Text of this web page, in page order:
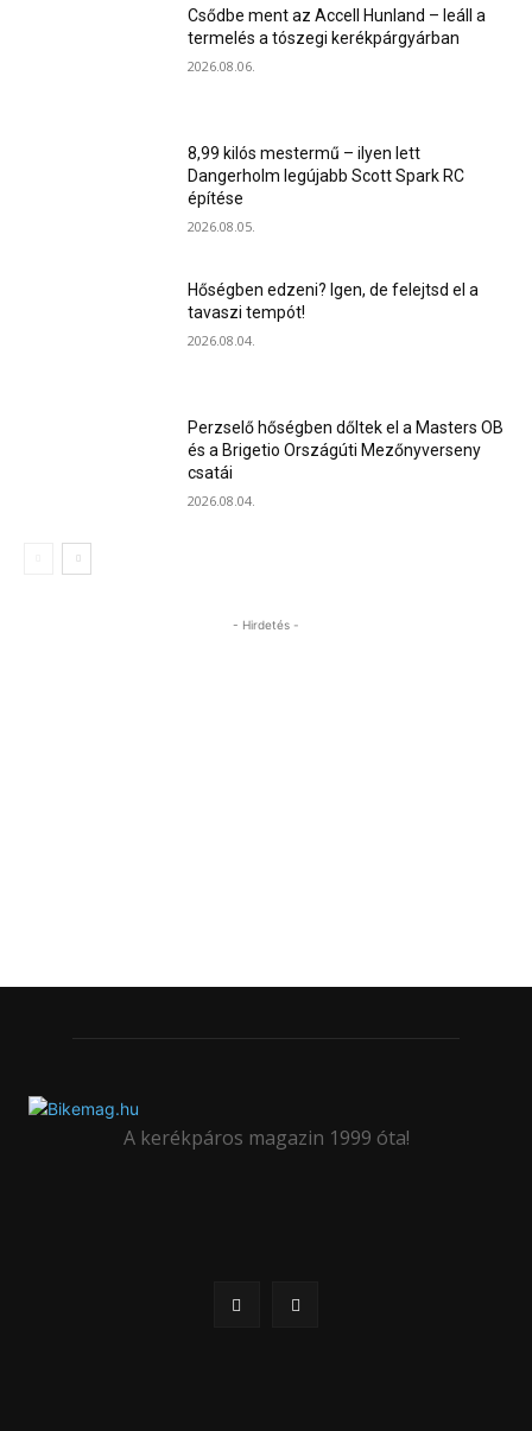
Csődbe ment az Accell Hunland – leáll a
termelés a tószegi kerékpárgyárban
2026.08.06.
8,99 kilós mestermű – ilyen lett
Dangerholm legújabb Scott Spark RC
építése
2026.08.05.
Hőségben edzeni? Igen, de felejtsd el a
tavaszi tempót!
2026.08.04.
Perzselő hőségben dőltek el a Masters OB
és a Brigetio Országúti Mezőnyverseny
csatái
2026.08.04.
- Hirdetés -
A kerékpáros magazin 1999 óta!